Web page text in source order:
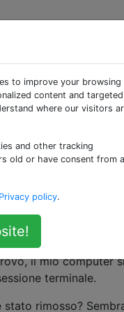
il campo nome utente
terminale della riga di
il mio computer
terminale.
rimosso?
to improve your browsing
content and targeted
where our visitors
and other tracking
old or have consent from a
Privacy policy.